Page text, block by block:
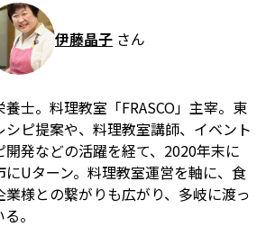
伊藤晶子 さん
士。料理教室「FRASCO」主宰。東
ピ提案や、料理教室講師、イベント
発などの活躍を経て、2020年末に
Uターン。料理教室運営を軸に、食
様との繋がりも広がり、多岐に渡っ
。